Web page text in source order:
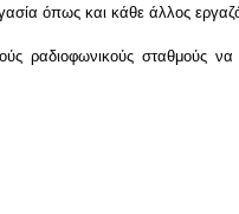
όπως και κάθε άλλος
ραδιοφωνικούς σταθμούς